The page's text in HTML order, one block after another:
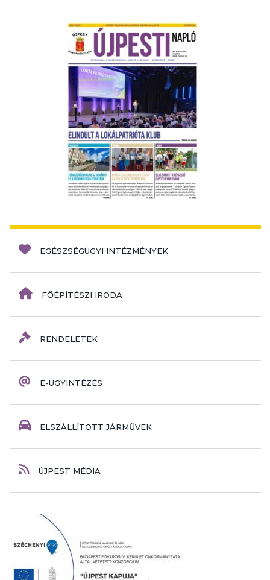
EGÉSZSÉGÜGYI INTÉZMÉNYEK
FŐÉPÍTÉSZI IRODA
RENDELETEK
E-ÜGYINTÉZÉS
ELSZÁLLÍTOTT JÁRMŰVEK
ÚJPEST MÉDIA